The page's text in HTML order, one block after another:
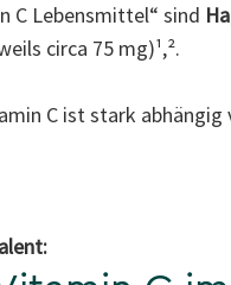
C Lebensmittel“ sind
circa 75 mg)¹,².
C ist stark